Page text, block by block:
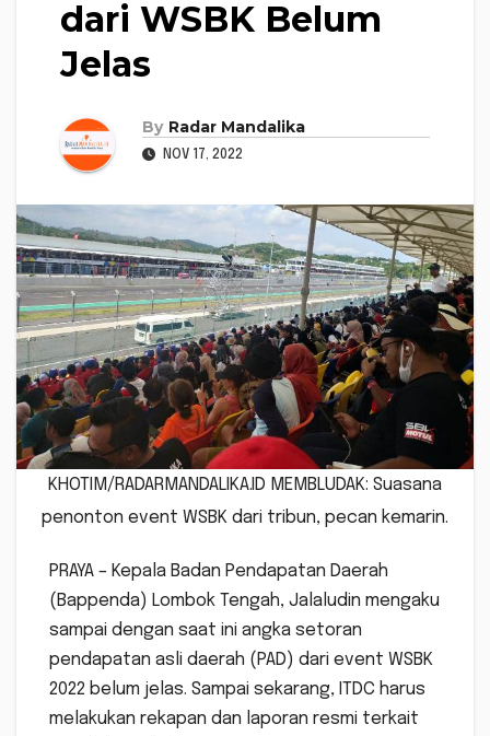
dari WSBK Belum
Jelas
By Radar Mandalika
NOV 17, 2022
KHOTIM/RADARMANDALIKA.ID MEMBLUDAK: Suasana
penonton event WSBK dari tribun, pecan kemarin.
PRAYA – Kepala Badan Pendapatan Daerah
(Bappenda) Lombok Tengah, Jalaludin mengaku
sampai dengan saat ini angka setoran
pendapatan asli daerah (PAD) dari event WSBK
2022 belum jelas. Sampai sekarang, ITDC harus
melakukan rekapan dan laporan resmi terkait